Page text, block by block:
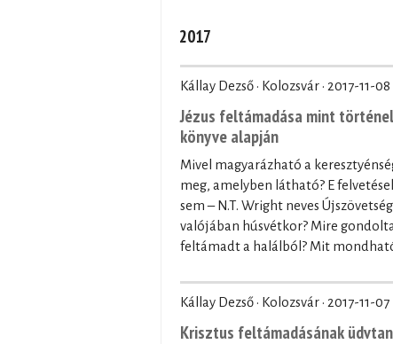
2017
Kállay Dezső · Kolozsvár · 2017-11-08
Jézus feltámadása mint
könyve alapján
Mivel magyarázható a
meg, amelyben látható? E
sem – N.T. Wright neves
valójában húsvétkor? Mire
feltámadt a halálból? Mit
Kállay Dezső · Kolozsvár · 2017-11-07
Krisztus feltámadásának